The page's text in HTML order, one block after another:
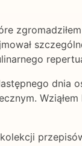
dnia